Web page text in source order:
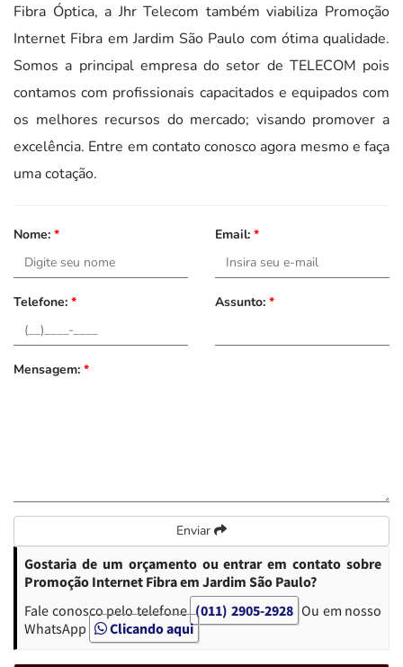
Fibra Óptica, a Jhr Telecom também viabiliza Promoção
Internet Fibra em Jardim São Paulo com ótima qualidade.
Somos a principal empresa do setor de TELECOM pois
contamos com profissionais capacitados e equipados com
os melhores recursos do mercado; visando promover a
excelência. Entre em contato conosco agora mesmo e faça
uma cotação.
Nome: * Email: *
Telefone: * Assunto: *
Mensagem: *
Enviar
Gostaria de um orçamento ou entrar em contato sobre
Promoção Internet Fibra em Jardim São Paulo?
Fale conosco pelo telefone (011) 2905-2928 Ou em nosso
WhatsApp
Clicando aqui